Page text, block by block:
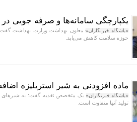
یکپارچگی سامانه‌ها و صرفه جویی
«باشگاه خبرنگاران»معاون بهداشت وزارت بهداشت گفت:
حوزه سلامت کاهش می‌یابد.
ماده افزودنی به شیر استریلیزه
«باشگاه خبرنگاران» یک متخصص تغذیه گفت: به شیر‌های
تولید آنها متفاوت است.